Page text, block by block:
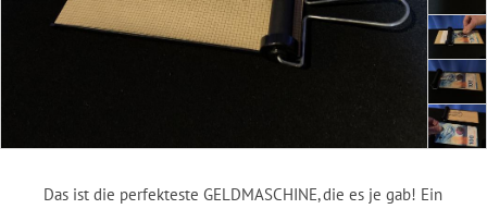
Das ist die perfekteste GELDMASCHINE, die es je gab! Ein